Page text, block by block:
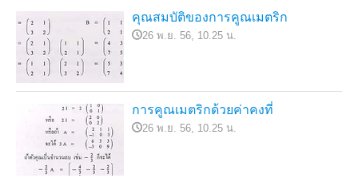
คุณสมบัติของการคูณเมตริก
26 พ.ย. 56, 10.25 น.
การคูณเมตริกด้วยค่าคงที่
26 พ.ย. 56, 10.25 น.